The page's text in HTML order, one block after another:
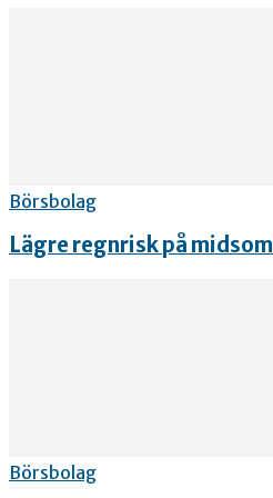
Börsbolag
Lägre regnrisk på
Börsbolag